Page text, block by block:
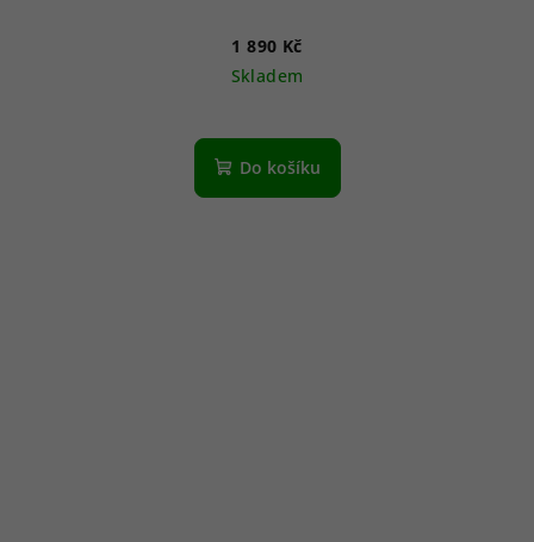
1 890 Kč
Skladem
Do košíku